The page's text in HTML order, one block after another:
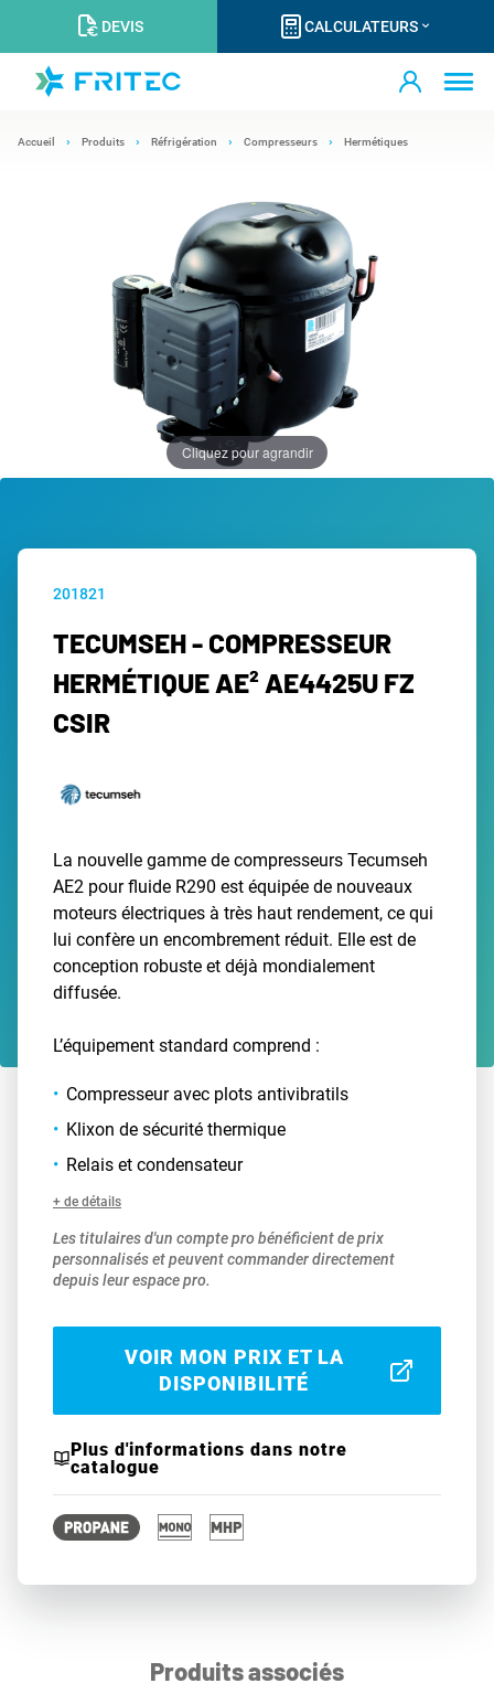
DEVIS CALCULATEURS
Accueil Produits Réfrigération Compresseurs Hermétiques
Cliquez pour agrandir
201821
TECUMSEH - COMPRESSEUR
HERMÉTIQUE AE² AE4425U FZ
CSIR
La nouvelle gamme de compresseurs Tecumseh
AE2 pour fluide R290 est équipée de nouveaux
moteurs électriques à très haut rendement, ce qui
lui confère un encombrement réduit. Elle est de
conception robuste et déjà mondialement
diffusée.
L’équipement standard comprend :
Compresseur avec plots antivibratils
Klixon de sécurité thermique
Relais et condensateur
+ de détails
Les titulaires d'un compte pro bénéficient de prix
personnalisés et peuvent commander directement
depuis leur espace pro.
VOIR MON PRIX ET LA
DISPONIBILITÉ
Plus d'informations dans notre
catalogue
Produits associés